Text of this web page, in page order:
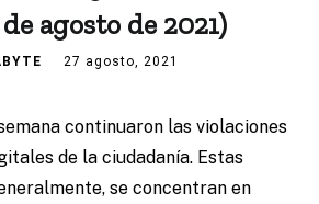
agosto de 2021)
27 agosto, 2021
continuaron las violaciones
de la ciudadanía. Estas
se concentran en